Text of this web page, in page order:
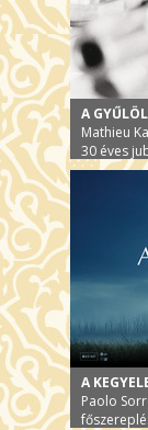
A
Mathieu
30 éves
A
Paolo